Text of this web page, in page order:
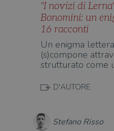
"I novizi di
Bonomini: un
16 racconti
Un enigma
(s)compone
strutturato come
D'AUTORE
Stefano Risso